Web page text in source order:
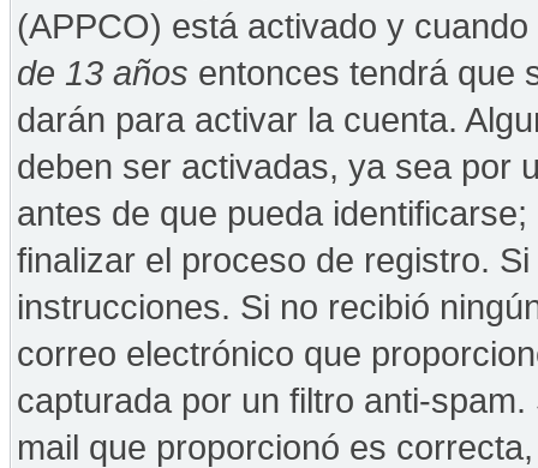
(APPCO) está activado y
de 13 años entonces tendrá que
darán para activar la cuenta.
deben ser activadas, ya sea por
antes de que pueda
finalizar el proceso de registro.
instrucciones. Si no recibió
correo electrónico que
capturada por un filtro anti-
mail que proporcionó es